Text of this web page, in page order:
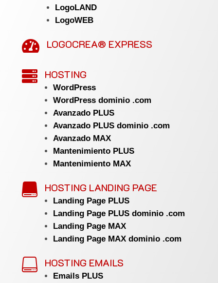
LogoLAND
LogoWEB
 LOGOCREA® EXPRESS
 HOSTING
WordPress
WordPress dominio .com
Avanzado PLUS
Avanzado PLUS dominio .com
Avanzado MAX
Mantenimiento PLUS
Mantenimiento MAX
 HOSTING LANDING PAGE
Landing Page PLUS
Landing Page PLUS dominio .com
Landing Page MAX
Landing Page MAX dominio .com
 HOSTING EMAILS
Emails PLUS